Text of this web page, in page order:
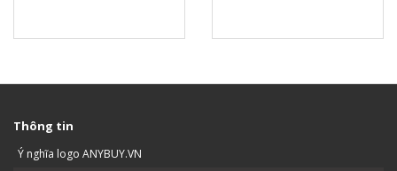
Thông tin
Ý nghĩa logo ANYBUY.VN